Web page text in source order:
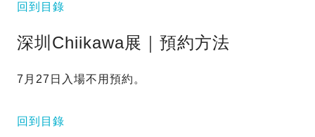
回到目錄
深圳Chiikawa展｜預約方法
7月27日入場不用預約。
回到目錄